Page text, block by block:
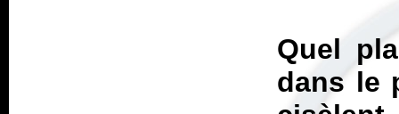
Quel
dans le